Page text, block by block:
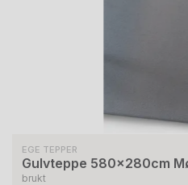
EGE TEPPER
Gulvteppe 580x280cm
brukt